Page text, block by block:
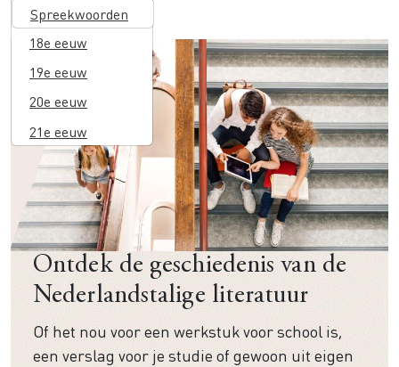
Spreekwoorden
17e eeuw
18e eeuw
19e eeuw
20e eeuw
21e eeuw
Image
Ontdek de geschiedenis van de
Nederlandstalige literatuur
Of het nou voor een werkstuk voor school is,
een verslag voor je studie of gewoon uit eigen